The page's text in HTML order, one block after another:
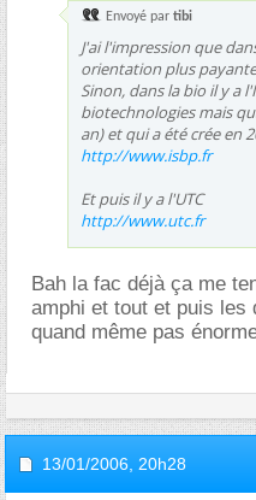
Envoyé par tibi
J'ai l'impression que
orientation plus
Sinon, dans la bio il y a
biotechnologies mais
an) et qui a été crée en
http://www.isbp.fr
Et puis il y a l'UTC
http://www.utc.fr
Bah la fac déjà ça me
amphi et tout et puis les
quand même pas
13/01/2006, 20h28